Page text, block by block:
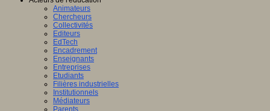
Animateurs
Chercheurs
Collectivités
Editeurs
EdTech
Encadrement
Enseignants
Entreprises
Etudiants
Filières industrielles
Institutionnels
Médiateurs
Parents